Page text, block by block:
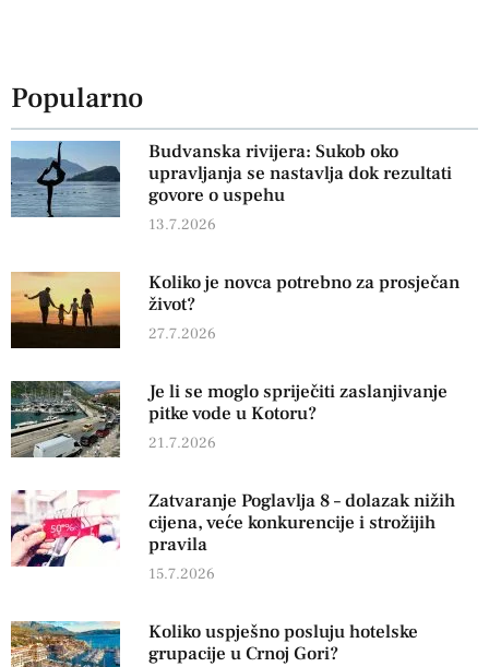
Popularno
Budvanska rivijera: Sukob oko
upravljanja se nastavlja dok rezultati
govore o uspehu
13.7.2026
Koliko je novca potrebno za prosječan
život?
27.7.2026
Je li se moglo spriječiti zaslanjivanje
pitke vode u Kotoru?
21.7.2026
Zatvaranje Poglavlja 8 – dolazak nižih
cijena, veće konkurencije i strožijih
pravila
15.7.2026
Koliko uspješno posluju hotelske
grupacije u Crnoj Gori?